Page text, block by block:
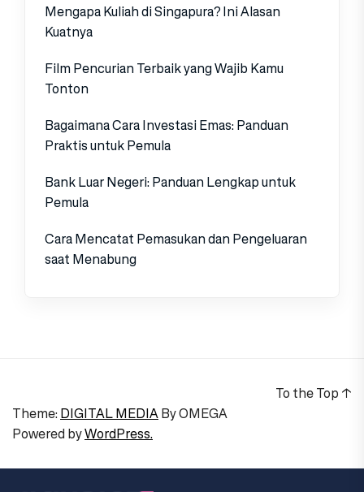
Mengapa Kuliah di Singapura? Ini Alasan
Kuatnya
Film Pencurian Terbaik yang Wajib Kamu
Tonton
Bagaimana Cara Investasi Emas: Panduan
Praktis untuk Pemula
Bank Luar Negeri: Panduan Lengkap untuk
Pemula
Cara Mencatat Pemasukan dan Pengeluaran
saat Menabung
Theme: DIGITAL MEDIAByOMEGA
Powered byWordPress.
To the Top ↑